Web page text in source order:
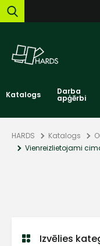
Katalogs Darba
apģērbi
HARDS Katalogs
Vienreizlietojami
Izvēlies